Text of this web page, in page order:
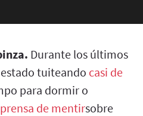
Durante los últimos
tuiteando casi de
para dormir o
de mentirsobre